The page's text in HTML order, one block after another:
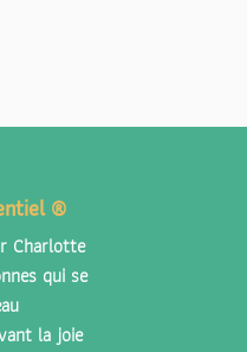
®
Charlotte
qui se
la joie